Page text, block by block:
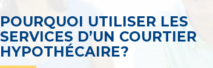
POURQUOI UTILISER LES
SERVICES D’UN COURTIER
HYPOTHÉCAIRE?